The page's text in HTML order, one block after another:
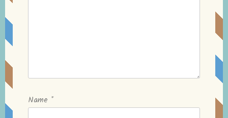
Name *